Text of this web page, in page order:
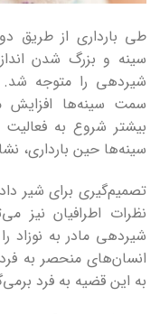
طی بارداری از
سینه و بزرگ شدن
شیردهی را متوجه
سمت سینه‌ها افزایش
بیشتر شروع به
سینه‌ها حین بارداری،
تصمیم‌گیری برای شیر
نظرات اطرافیان نیز
شیردهی مادر به نوزاد
انسان‌های منحصر به
به این قضیه به فرد